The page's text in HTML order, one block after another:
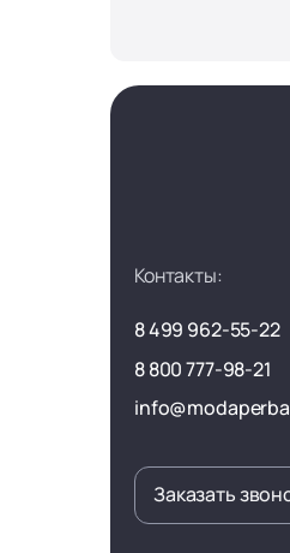
Контакты:
8 499 962-55-22
8 800 777-98-21
Заказать